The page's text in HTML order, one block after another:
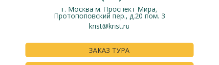
ЗАКАЗ ТУРА
г. Москва м. Проспект Мира,
Протопоповский пер., д.20 пом. 3
krist@krist.ru